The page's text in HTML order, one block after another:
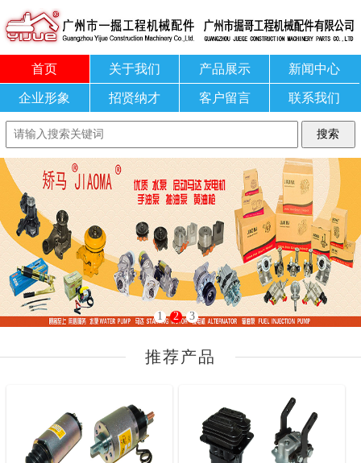
首页 关于我们 产品展示 新闻中心
企业形象 招贤纳才 客户留言 联系我们
1 2 3
推荐产品